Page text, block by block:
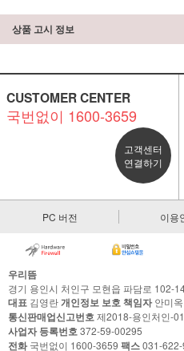
상품 고시 정보
CUSTOMER CENTER
국번없이 1600-3659
고객센터
연결하기
PC 버전 이용
우리뜸
경기 용인시 처인구 모현읍 파담로 102-
대표 김영란개인정보 보호 책임자안미옥
통신판매업신고번호제2018-용인처인-
사업자 등록번호372-59-00295
전화국번없이 1600-3659 팩스031-